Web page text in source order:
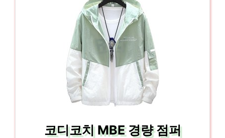
코디코치 MBE 경량 점퍼